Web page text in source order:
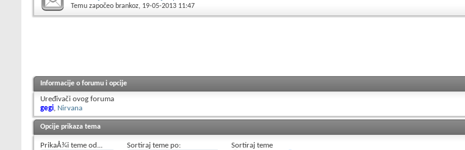
Temu započeo brankoz, 19-05-2013 11:47
Informacije o forumu i opcije
Uređivači ovog foruma
gegi, Nirvana
Opcije prikaza tema
PrikaÅ¾i teme od... Sortiraj teme po:
Sortiraj teme